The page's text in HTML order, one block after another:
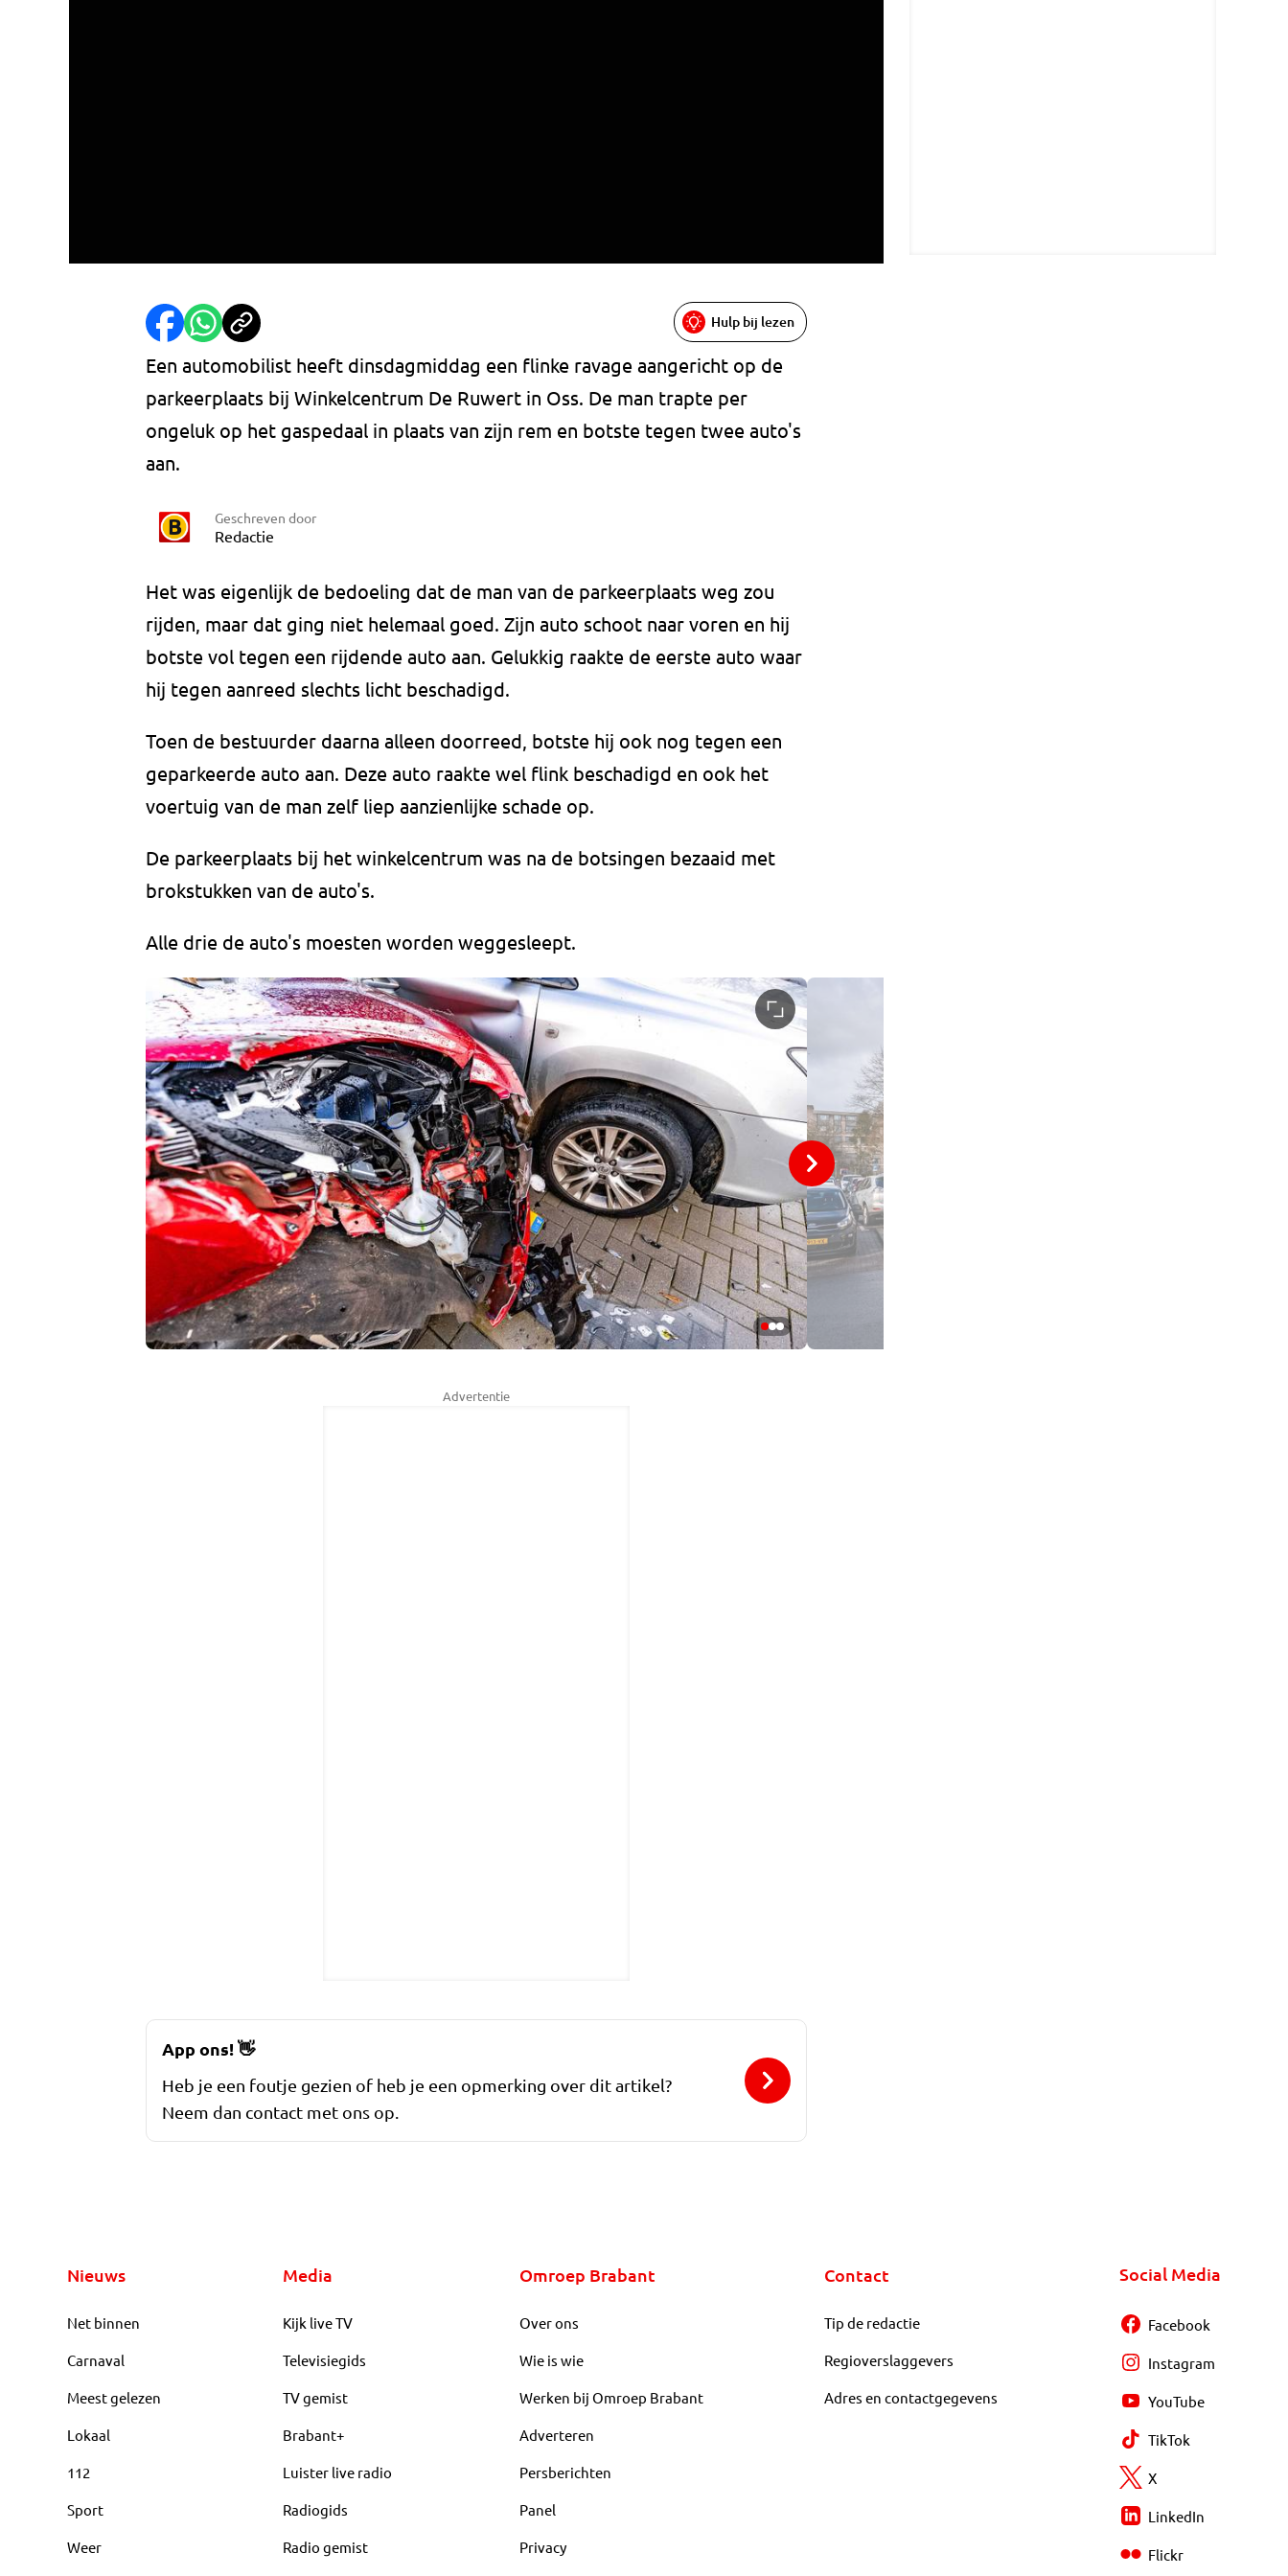
Hulp bij lezen
Een automobilist heeft dinsdagmiddag een flinke ravage aangericht op de
parkeerplaats bij Winkelcentrum De Ruwert in Oss. De man trapte per
ongeluk op het gaspedaal in plaats van zijn rem en botste tegen twee auto's
aan.
Geschreven door
Redactie
Het was eigenlijk de bedoeling dat de man van de parkeerplaats weg zou
rijden, maar dat ging niet helemaal goed. Zijn auto schoot naar voren en hij
botste vol tegen een rijdende auto aan. Gelukkig raakte de eerste auto waar
hij tegen aanreed slechts licht beschadigd.
Toen de bestuurder daarna alleen doorreed, botste hij ook nog tegen een
geparkeerde auto aan. Deze auto raakte wel flink beschadigd en ook het
voertuig van de man zelf liep aanzienlijke schade op.
De parkeerplaats bij het winkelcentrum was na de botsingen bezaaid met
brokstukken van de auto's.
Alle drie de auto's moesten worden weggesleept.
Advertentie
App ons!👋
Heb je een foutje gezien of heb je een opmerking over dit artikel?
Neem dan contact met ons op.
Nieuws
Net binnen
Carnaval
Meest gelezen
Lokaal
112
Sport
Weer
Media
Kijk live TV
Televisiegids
TV gemist
Brabant+
Luister live radio
Radiogids
Radio gemist
Omroep Brabant
Over ons
Wie is wie
Werken bij Omroep Brabant
Adverteren
Persberichten
Panel
Privacy
Contact
Tip de redactie
Regioverslaggevers
Adres en contactgegevens
Social Media
Facebook
Instagram
YouTube
TikTok
X
LinkedIn
Flickr